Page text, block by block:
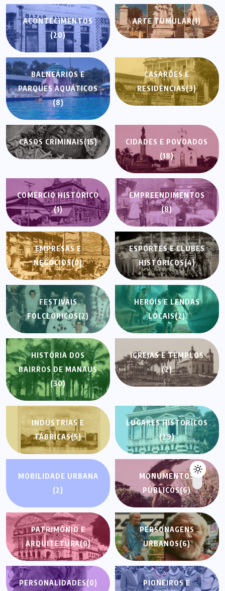
ACONTECIMENTOS
(20)
ARTE TUMULAR(1)
BALNEÁRIOS E
PARQUES AQUÁTICOS
(8)
CASARÕES E
RESIDÊNCIAS(3)
CASOS CRIMINAIS(15)
CIDADES E POVOADOS
(18)
COMÉRCIO HISTÓRICO
(1)
EMPREENDIMENTOS
(8)
EMPRESAS E
NEGÓCIOS(0)
ESPORTES E CLUBES
HISTÓRICOS(4)
FESTIVAIS
FOLCLÓRICOS(2)
HERÓIS E LENDAS
LOCAIS(2)
HISTÓRIA DOS
BAIRROS DE MANAUS
(30)
IGREJAS E TEMPLOS
(2)
INDÚSTRIAS E
FÁBRICAS(5)
LUGARES HISTÓRICOS
(29)
MOBILIDADE URBANA
(2)
MONUMENTOS
PÚBLICOS(6)
PATRIMÔNIO E
ARQUITETURA(0)
PERSONAGENS
URBANOS(6)
PERSONALIDADES(0) PIONEIROS E